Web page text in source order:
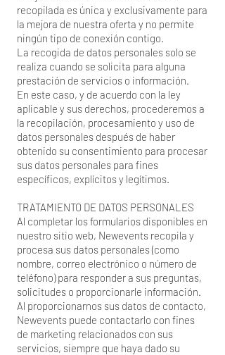
recopilada es única y exclusivamente para
la mejora de nuestra oferta y no permite
ningún tipo de conexión contigo.
La recogida de datos personales solo se
realiza cuando se solicita para alguna
prestación de servicios o información.
En este caso, y de acuerdo con la ley
aplicable y sus derechos, procederemos a
la recopilación, procesamiento y uso de
datos personales después de haber
obtenido su consentimiento para procesar
sus datos personales para fines
específicos, explícitos y legítimos.
TRATAMIENTO DE DATOS PERSONALES
Al completar los formularios disponibles en
nuestro sitio web, Newevents recopila y
procesa sus datos personales (como
nombre, correo electrónico o número de
teléfono) para responder a sus preguntas,
solicitudes o proporcionarle información.
Al proporcionarnos sus datos de contacto,
Newevents puede contactarlo con fines
de marketing relacionados con sus
servicios, siempre que haya dado su